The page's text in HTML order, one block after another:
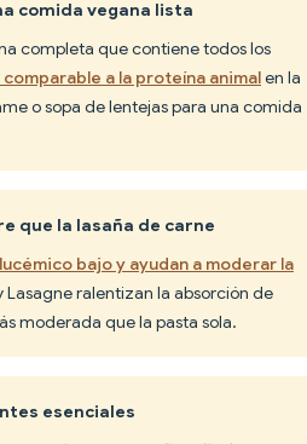
comida vegana lista
completa que contiene todos los
a la proteína animalen la
o sopa de lentejas para una comida
que la lasaña de carne
bajo y ayudan a moderar la
Lasagne ralentizan la absorción de
moderada que la pasta sola.
esenciales